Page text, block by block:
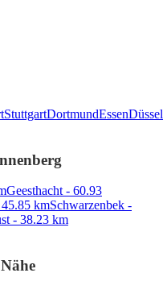
StuttgartDortmundEssen
Geesthacht - 60.93
kmSchwarzenbek -
- 38.23 km